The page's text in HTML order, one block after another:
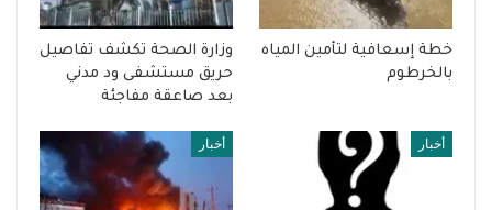
خطة إسعافية لتأمين المياه
بالخرطوم
وزارة الصحة تكشف تفاصيل
حريق مستشفى ود مدني
بعد صاعقة مفاجئة
أخبار أخبار